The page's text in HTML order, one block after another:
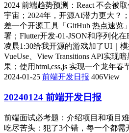
2024 前端趋势预测：React 不会被
宇宙；2024年，开源AI潜力更大？
差一个开源工具「GitHub 热点速览
署；Flutter开发-01-JSON和序列化
凌晨1:30给我开源的游戏加了UI｜
VueUse、View Transitions API实现
果；使用html,css,js 实现一个龙年春
2024-01-25 前端开发日报 406View
20240124 前端开发日报
前端面试必考题：介绍项目和项目
吃尽苦头：犯了3个错，每一个都需